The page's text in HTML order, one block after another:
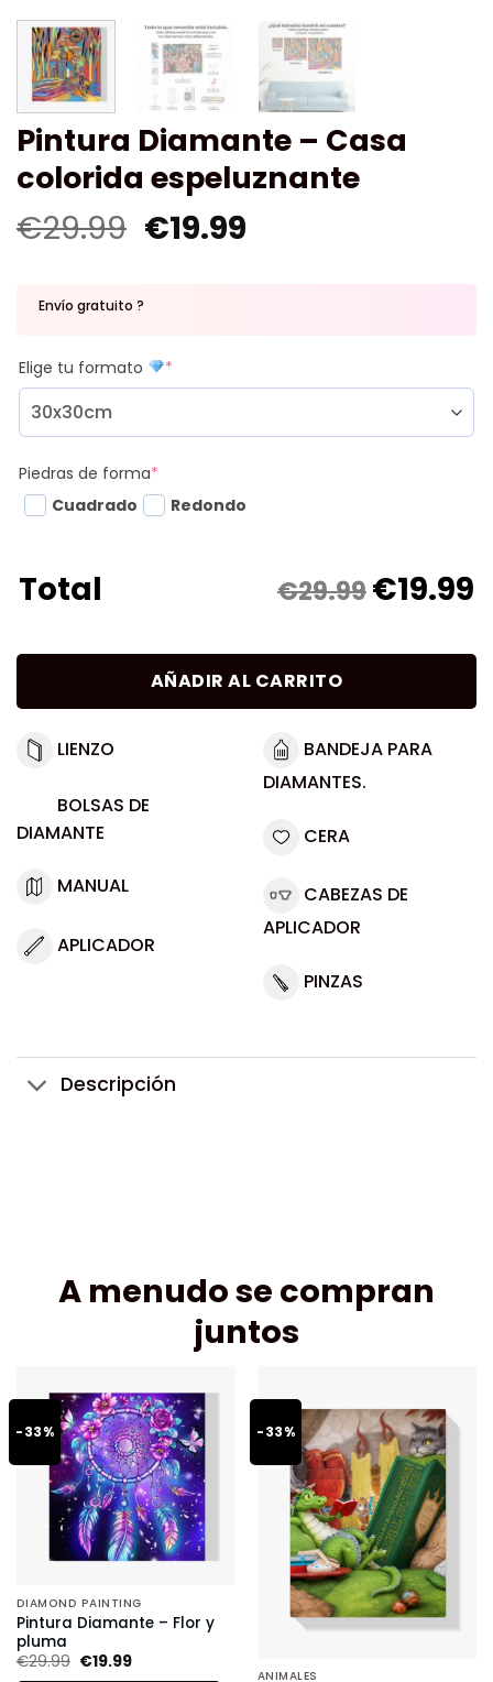
Pintura Diamante – Casa
colorida espeluznante
€29.99 €19.99
Envío gratuito ?
Elige tu formato *
Piedras de forma*
Cuadrado
Redondo
Total €29.99€19.99
AÑADIR AL CARRITO
LIENZO
BOLSAS DE
DIAMANTE
MANUAL
APLICADOR
BANDEJA PARA
DIAMANTES.
CERA
CABEZAS DE
APLICADOR
PINZAS
Descripción
A menudo se compran
juntos
-33%
DIAMOND PAINTING
Pintura Diamante – Flor y
pluma
€29.99 €19.99
-33%
ANIMALES